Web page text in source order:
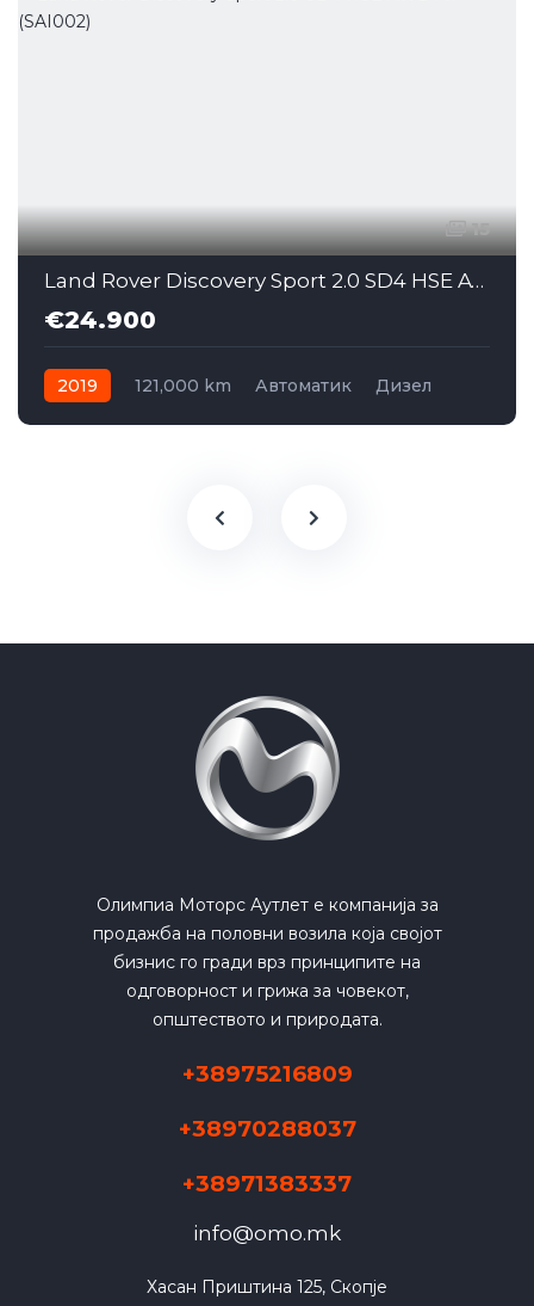
15
Land Rover Discovery Sport 2.0 SD4 HSE AWD AT (SAI002)
€24.900
2019 121,000 km Автоматик
Дизел
Олимпиа Моторс Аутлет е компанија за
продажба на половни возила која својот
бизнис го гради врз принципите на
одговорност и грижа за човекот,
општеството и природата.
+38975216809
+38970288037
+38971383337
info@omo.mk
Хасан Приштина 125, Скопје